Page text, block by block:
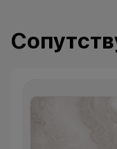
можете доплатить
покупке нового